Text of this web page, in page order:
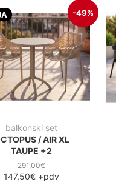
-49%
balkonski set
/ AIR XL
TAUPE +2
291,00€
147,50€ +pdv